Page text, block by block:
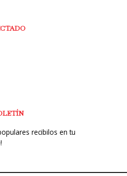
recibilos en tu